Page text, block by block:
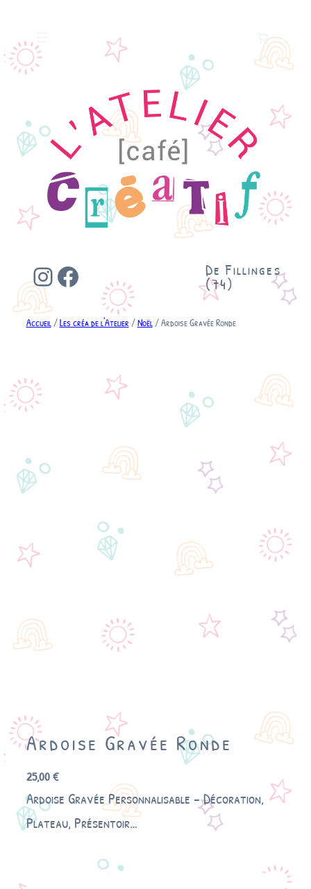
Instagram Facebook De Fillinges
(74)
Accueil /Les créa de l'Atelier /Noël / Ardoise Gravée Ronde
Ardoise Gravée Ronde
25,00€
Ardoise Gravée Personnalisable – Décoration,
Plateau, Présentoir…